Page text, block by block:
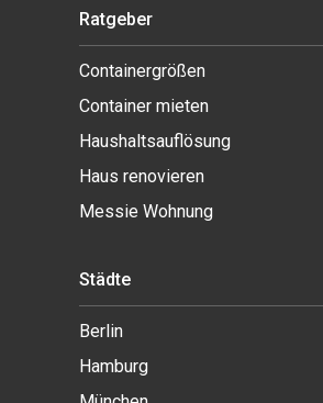
Ratgeber
Containergrößen
Container mieten
Haushaltsauflösung
Haus renovieren
Messie Wohnung
Städte
Berlin
Hamburg